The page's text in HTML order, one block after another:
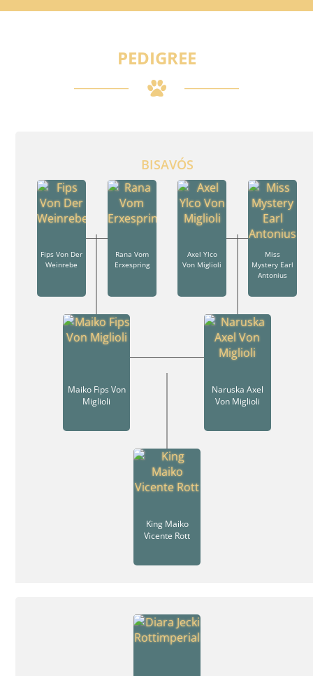
PEDIGREE
King Maiko
Vicente Rott
Maiko Fips Von
Miglioli
Naruska Axel
Von Miglioli
BISAVÓS
Fips Von Der
Weinrebe
Rana Vom
Erxespring
Axel Ylco
Von Miglioli
Miss
Mystery Earl
Antonius